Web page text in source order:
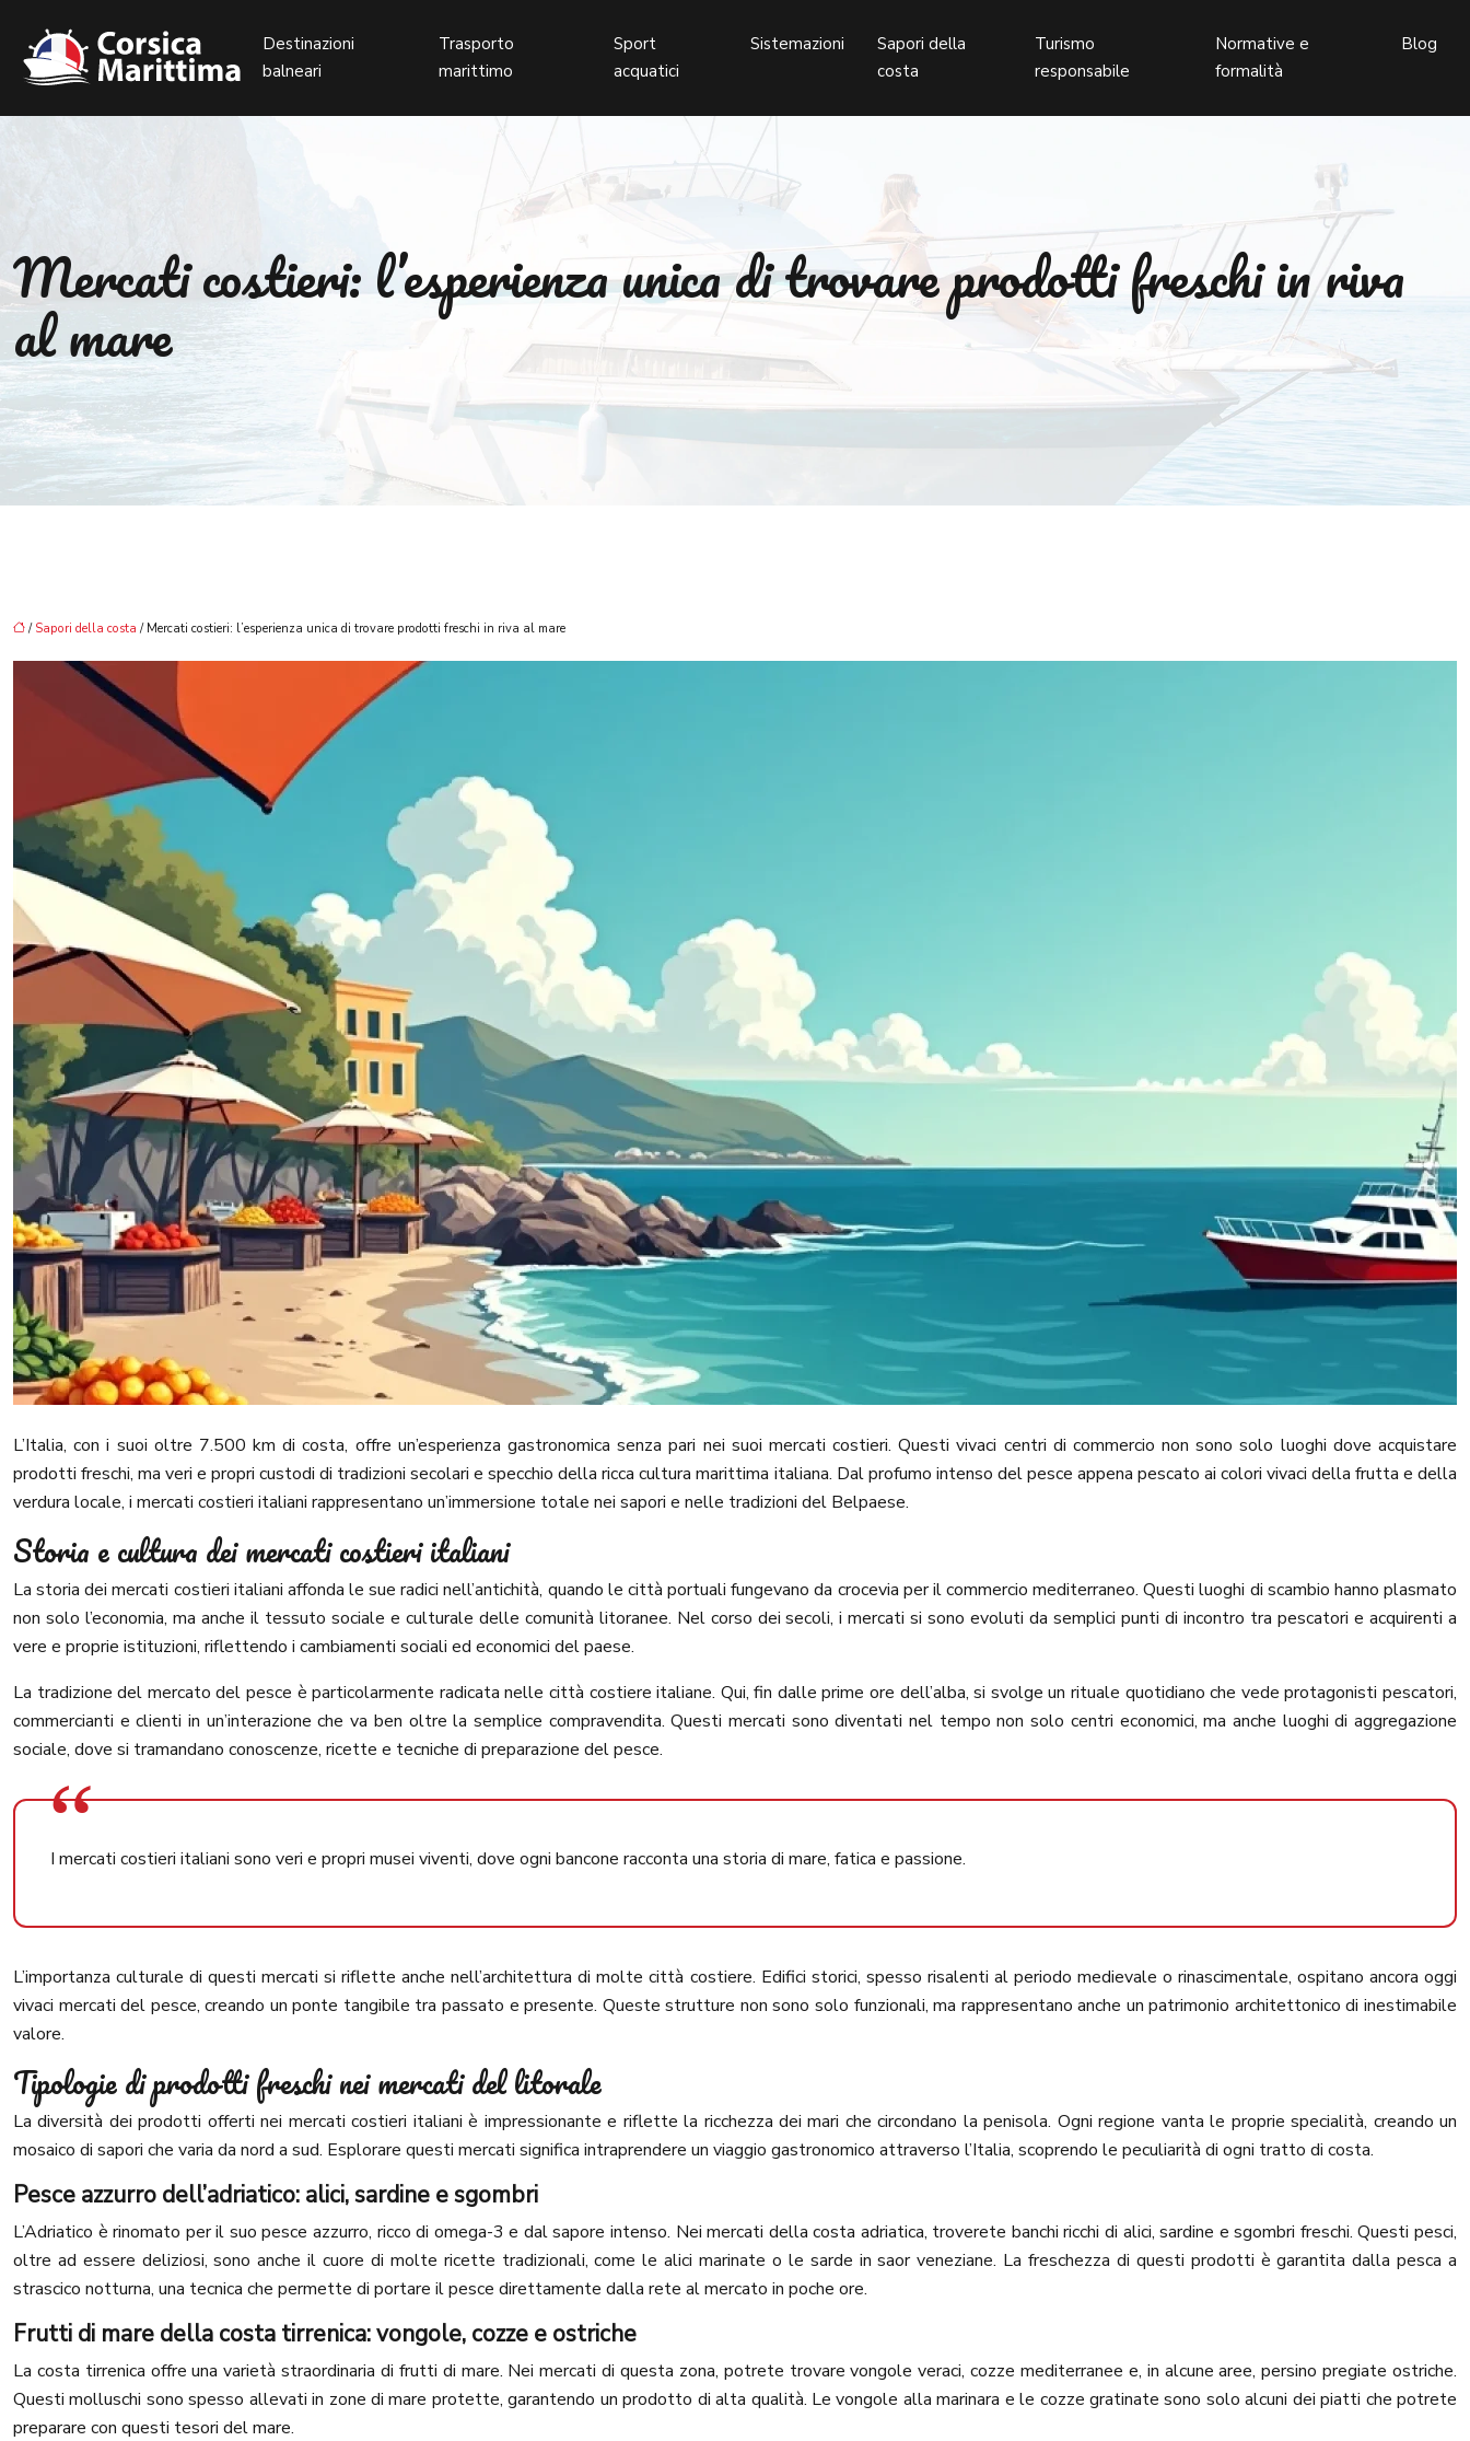
Destinazioni
balneari
Trasporto
marittimo
Sport
acquatici
Sistemazioni
Sapori della
costa
Turismo
responsabile
Normative e
formalità
Blog
Mercati costieri: l’esperienza unica di trovare prodotti freschi in riva
al mare
/ Sapori della costa / Mercati costieri: l’esperienza unica di trovare prodotti freschi in riva al mare
L’Italia, con i suoi oltre 7.500 km di costa, offre un’esperienza gastronomica senza pari nei suoi mercati costieri. Questi vivaci centri di commercio non sono solo luoghi dove acquistare
prodotti freschi, ma veri e propri custodi di tradizioni secolari e specchio della ricca cultura marittima italiana. Dal profumo intenso del pesce appena pescato ai colori vivaci della frutta e della
verdura locale, i mercati costieri italiani rappresentano un’immersione totale nei sapori e nelle tradizioni del Belpaese.
Storia e cultura dei mercati costieri italiani
La storia dei mercati costieri italiani affonda le sue radici nell’antichità, quando le città portuali fungevano da crocevia per il commercio mediterraneo. Questi luoghi di scambio hanno plasmato
non solo l’economia, ma anche il tessuto sociale e culturale delle comunità litoranee. Nel corso dei secoli, i mercati si sono evoluti da semplici punti di incontro tra pescatori e acquirenti a
vere e proprie istituzioni, riflettendo i cambiamenti sociali ed economici del paese.
La tradizione del mercato del pesce è particolarmente radicata nelle città costiere italiane. Qui, fin dalle prime ore dell’alba, si svolge un rituale quotidiano che vede protagonisti pescatori,
commercianti e clienti in un’interazione che va ben oltre la semplice compravendita. Questi mercati sono diventati nel tempo non solo centri economici, ma anche luoghi di aggregazione
sociale, dove si tramandano conoscenze, ricette e tecniche di preparazione del pesce.
I mercati costieri italiani sono veri e propri musei viventi, dove ogni bancone racconta una storia di mare, fatica e passione.
L’importanza culturale di questi mercati si riflette anche nell’architettura di molte città costiere. Edifici storici, spesso risalenti al periodo medievale o rinascimentale, ospitano ancora oggi
vivaci mercati del pesce, creando un ponte tangibile tra passato e presente. Queste strutture non sono solo funzionali, ma rappresentano anche un patrimonio architettonico di inestimabile
valore.
Tipologie di prodotti freschi nei mercati del litorale
La diversità dei prodotti offerti nei mercati costieri italiani è impressionante e riflette la ricchezza dei mari che circondano la penisola. Ogni regione vanta le proprie specialità, creando un
mosaico di sapori che varia da nord a sud. Esplorare questi mercati significa intraprendere un viaggio gastronomico attraverso l’Italia, scoprendo le peculiarità di ogni tratto di costa.
Pesce azzurro dell’adriatico: alici, sardine e sgombri
L’Adriatico è rinomato per il suo pesce azzurro, ricco di omega-3 e dal sapore intenso. Nei mercati della costa adriatica, troverete banchi ricchi di alici, sardine e sgombri freschi. Questi pesci,
oltre ad essere deliziosi, sono anche il cuore di molte ricette tradizionali, come le alici marinate o le sarde in saor veneziane. La freschezza di questi prodotti è garantita dalla pesca a
strascico notturna, una tecnica che permette di portare il pesce direttamente dalla rete al mercato in poche ore.
Frutti di mare della costa tirrenica: vongole, cozze e ostriche
La costa tirrenica offre una varietà straordinaria di frutti di mare. Nei mercati di questa zona, potrete trovare vongole veraci, cozze mediterranee e, in alcune aree, persino pregiate ostriche.
Questi molluschi sono spesso allevati in zone di mare protette, garantendo un prodotto di alta qualità. Le vongole alla marinara e le cozze gratinate sono solo alcuni dei piatti che potrete
preparare con questi tesori del mare.